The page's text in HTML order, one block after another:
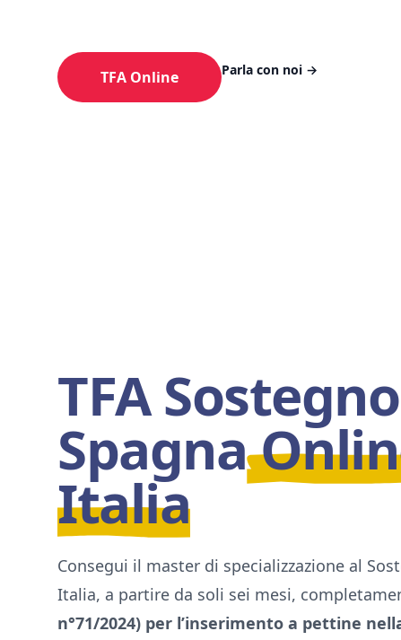
TFA Online Parla con noi →
TFA Sostegno
Spagna
Italia
Consegui il master di specializzazione al
Italia, a partire da soli sei mesi,
n°71/2024) per l’inserimento a pettine